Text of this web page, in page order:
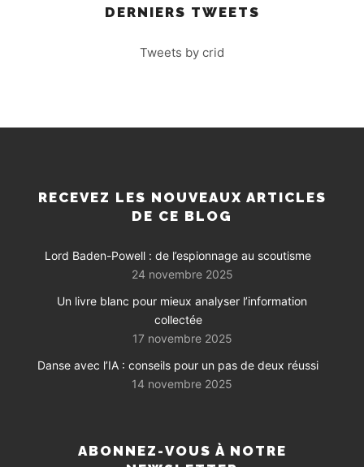
DERNIERS TWEETS
Tweets by crid
RECEVEZ LES NOUVEAUX ARTICLES
DE CE BLOG
Lord Baden-Powell : de l’espionnage au scoutisme
24 novembre 2025
Un livre blanc pour mieux analyser l’information
collectée
17 novembre 2025
Danse avec l’IA : conseils pour un pas de deux réussi
14 novembre 2025
ABONNEZ-VOUS À NOTRE